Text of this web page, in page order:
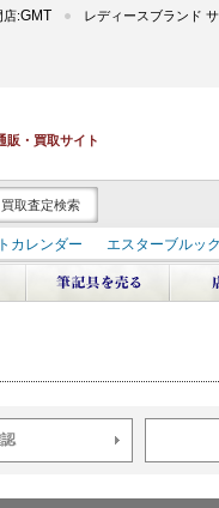
店:GMT レディースブランド
販・買取サイト
買取査定検索
カレンダー
エスターブルッ
エテルニタ･アヴァンティ
作家シリーズ
パトロンシリ